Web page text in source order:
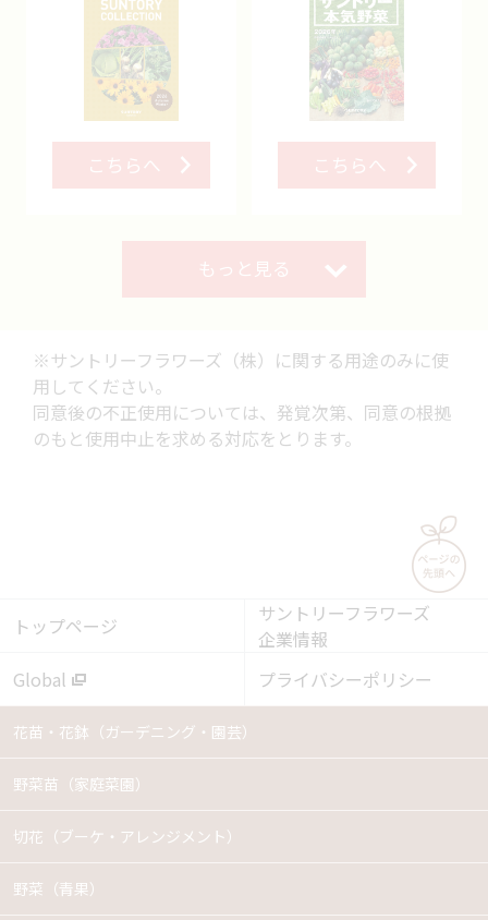
こちらへ こちらへ
もっと見る
※サントリーフラワーズ（株）に関する用途のみに使
用してください。
同意後の不正使用については、発覚次第、同意の根拠
のもと使用中止を求める対応をとります。
トップページ
サントリーフラワーズ
企業情報
Global
プライバシーポリシー
花苗・花鉢 （ガーデニング・園芸）
野菜苗（家庭菜園）
切花（ブーケ・アレンジメント）
野菜（青果）